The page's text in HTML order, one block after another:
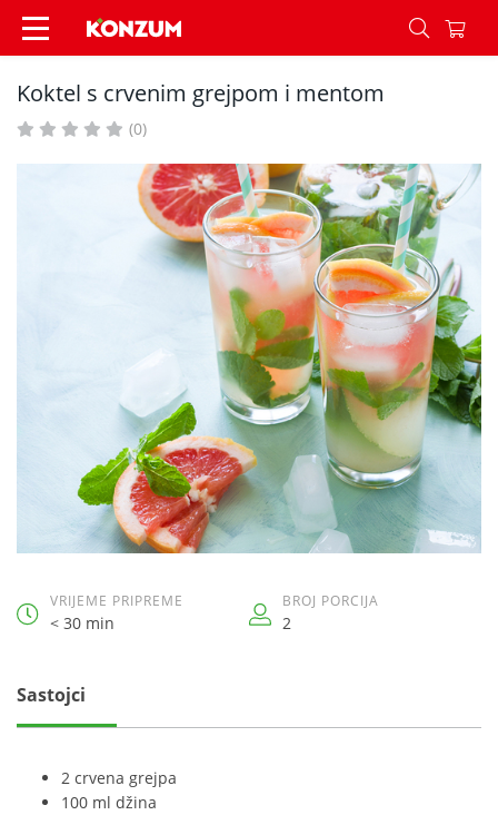
Koktel s crvenim grejpom i mentom - Recepti -
Koktel s crvenim grejpom i mentom
(0)
VRIJEME PRIPREME
< 30 min
BROJ PORCIJA
2
Sastojci
2 crvena grejpa
100 ml džina